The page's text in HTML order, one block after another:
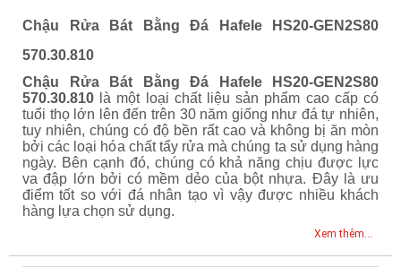
Chậu Rửa Bát Bằng Đá Hafele HS20-GEN2S80
570.30.810
Chậu Rửa Bát Bằng Đá Hafele HS20-GEN2S80
570.30.810 là một loại chất liệu sản phẩm cao cấp có
tuổi thọ lớn lên đến trên 30 năm giống như đá tự nhiên,
tuy nhiên, chúng có độ bền rất cao và không bị ăn mòn
bởi các loại hóa chất tẩy rửa mà chúng ta sử dụng hàng
ngày. Bên cạnh đó, chúng có khả năng chịu được lực
va đập lớn bởi có mềm dẻo của bột nhựa. Đây là ưu
điểm tốt so với đá nhân tạo vì vậy được nhiều khách
hàng lựa chọn sử dụng.
Xem thêm...